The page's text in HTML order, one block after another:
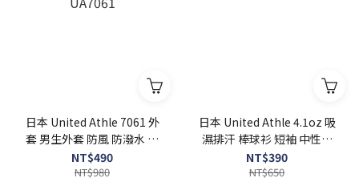
日本 United Athle 7061 外
套 男生外套 防風 防潑水 立
領 工作夾克【 FUZY 】-
UA7061
NT$490
NT$980
日本 United Athle 4.1oz 吸
濕排汗 棒球衫 短袖 中性男
女可穿【 FUZY 】 - UA5982
NT$390
NT$650